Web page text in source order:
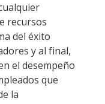
recursos
del éxito
y al final,
el desempeño
que
la